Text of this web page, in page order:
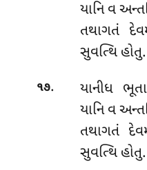
યાનિ વ
તથાગતં
સુવત્થિ હોતુ.
૧૭.
યાનીધ
યાનિ વ
તથાગતં
સુવત્થિ હોતુ.